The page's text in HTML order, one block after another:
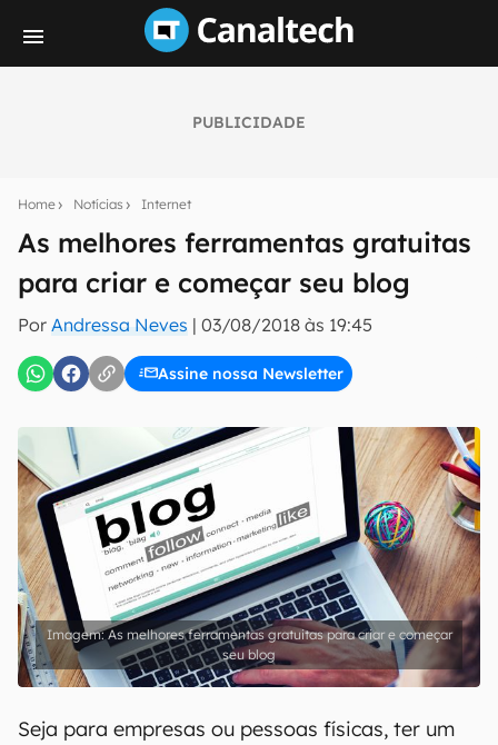
PUBLICIDADE
Home Notícias Internet
As melhores ferramentas gratuitas
para criar e começar seu blog
Por Andressa Neves | 03/08/2018 às 19:45
Assine nossa Newsletter
notícias e reviews sobre tecnologia em primeira
E-mail
inscreva-se
Confirmo que li, aceito e concordo com os
Termos de
Uso e Política de Privacidade do Canaltech.
As melhores ferramentas gratuitas para criar e começar
seu blog
Seja para empresas ou pessoas físicas, ter um